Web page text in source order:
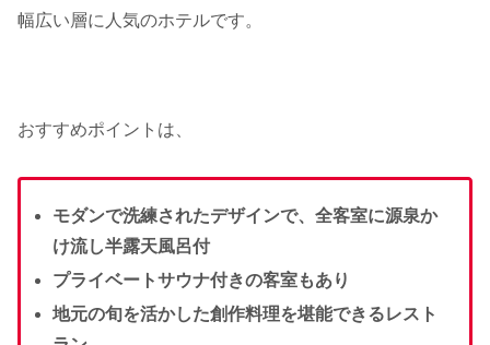
幅広い層に人気のホテルです。
おすすめポイントは、
モダンで洗練されたデザインで、全客室に源泉か
け流し半露天風呂付
プライベートサウナ付きの客室もあり
地元の旬を活かした創作料理を堪能できるレスト